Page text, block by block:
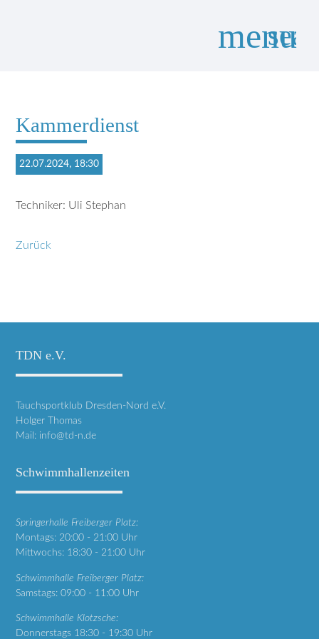
menu
Kammerdienst
22.07.2024, 18:30
Techniker: Uli Stephan
Zurück
TDN e.V.
Tauchsportklub Dresden-Nord e.V.
Holger Thomas
Mail: info@td-n.de
Schwimmhallenzeiten
Springerhalle Freiberger Platz:
Montags: 20:00 - 21:00 Uhr
Mittwochs: 18:30 - 21:00 Uhr
Schwimmhalle Freiberger Platz:
Samstags: 09:00 - 11:00 Uhr
Schwimmhalle Klotzsche:
Donnerstags 18:30 - 19:30 Uhr